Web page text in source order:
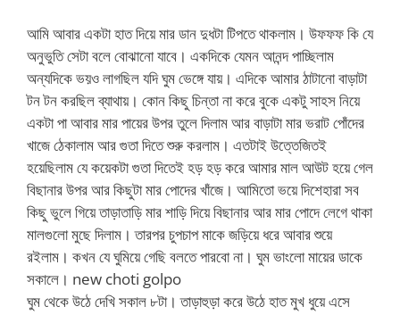
আমি আবার একটা হাত দিয়ে মার ডান দুধটা টিপতে থাকলাম। উফফফ কি যে
অনুভুতি সেটা বলে বোঝানো যাবে। একদিকে যেমন আনন্দ পাচ্ছিলাম
অন্যদিকে ভয়ও লাগছিল যদি ঘুম ভেঙ্গে যায়। এদিকে আমার ঠাটানো বাড়াটা
টন টন করছিল ব্যাথায়। কোন কিছু চিন্তা না করে বুকে একটু সাহস নিয়ে
একটা পা আবার মার পায়ের উপর তুলে দিলাম আর বাড়াটা মার ভরাট পোঁদের
খাজে ঠেকালাম আর গুতা দিতে শুরু করলাম। এতটাই উত্তেজিতই
হয়েছিলাম যে কয়েকটা গুতা দিতেই হড় হড় করে আমার মাল আউট হয়ে গেল
বিছানার উপর আর কিছুটা মার পোদের খাঁজে। আমিতো ভয়ে দিশেহারা সব
কিছু ভুলে গিয়ে তাড়াতাড়ি মার শাড়ি দিয়ে বিছানার আর মার পোদে লেগে থাকা
মালগুলো মুছে দিলাম। তারপর চুপচাপ মাকে জড়িয়ে ধরে আবার শুয়ে
রইলাম। কখন যে ঘুমিয়ে গেছি বলতে পারবো না। ঘুম ভাংলো মায়ের ডাকে
সকালে। new choti golpo
ঘুম থেকে উঠে দেখি সকাল ৮টা। তাড়াহুড়া করে উঠে হাত মুখ ধুয়ে এসে